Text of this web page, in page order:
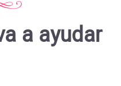
a ayudar